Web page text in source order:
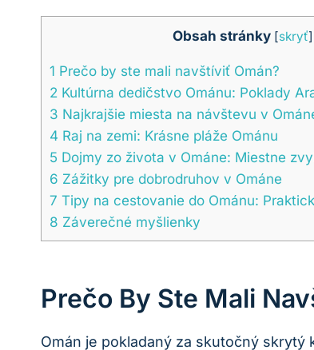
Obsah stránky [skryť]
1 Prečo by ste mali navštíviť Omán?
2 Kultúrna dedičstvo Ománu: Poklady
3 Najkrajšie miesta na návštevu v
4 Raj na zemi: Krásne pláže Ománu
5 Dojmy zo života v Ománe: Miestne
6 Zážitky pre dobrodruhov v Ománe
7 Tipy na cestovanie do Ománu:
8 Záverečné myšlienky
Prečo By Ste Mali
Omán je pokladaný za skutočný